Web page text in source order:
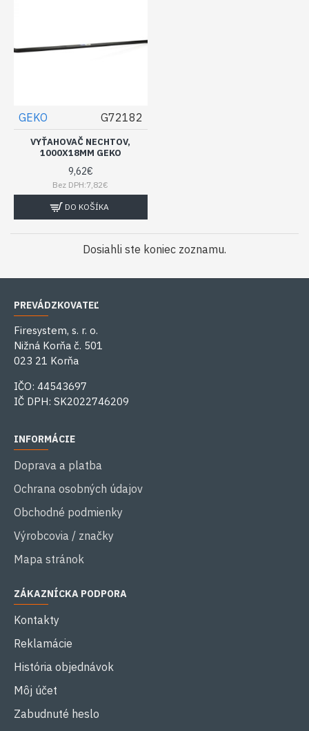
GEKO G72182
VYŤAHOVAČ NECHTOV,
1000X18MM GEKO
9,62€
Bez DPH:7,82€
DO KOŠÍKA
Dosiahli ste koniec zoznamu.
PREVÁDZKOVATEĽ
Firesystem, s. r. o.
Nižná Korňa č. 501
023 21 Korňa
IČO: 44543697
IČ DPH: SK2022746209
INFORMÁCIE
Doprava a platba
Ochrana osobných údajov
Obchodné podmienky
Výrobcovia / značky
Mapa stránok
ZÁKAZNÍCKA PODPORA
Kontakty
Reklamácie
História objednávok
Môj účet
Zabudnuté heslo